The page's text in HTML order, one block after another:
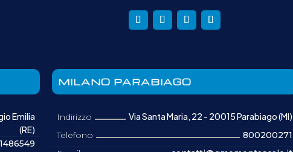
Emilia
(RE)
MILANO PARABIAGO
Indirizzo
Via Santa Maria, 22 - 20015 Parabiago (MI)
Telefono
800200271